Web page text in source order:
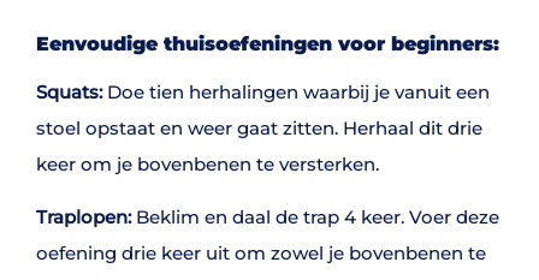
Eenvoudige thuisoefeningen voor beginners:
Squats: Doe tien herhalingen waarbij je vanuit een
stoel opstaat en weer gaat zitten. Herhaal dit drie
keer om je bovenbenen te versterken.
Traplopen: Beklim en daal de trap 4 keer. Voer deze
oefening drie keer uit om zowel je bovenbenen te